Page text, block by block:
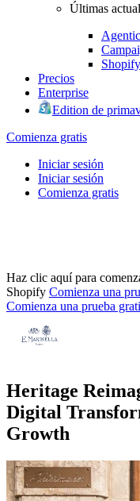
Últimas
Precios
Enterprise
Edition de
Comienza gratis
Iniciar sesión
Iniciar sesión
Comienza gratis
Haz clic aquí para
Shopify Comienza una
Comienza una prueba
Heritage
Digital
Growth